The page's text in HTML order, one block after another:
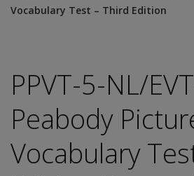
Vocabulary Test – Third Edition
PPVT-5-NL/
Peabody
Vocabulary